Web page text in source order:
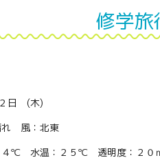
修学
日 (木)
風：北東
４℃ 水温：２５℃ 透明度：２０